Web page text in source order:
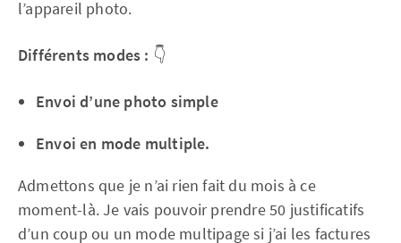
l’appareil photo.
Différents modes : 👇
Envoi d’une photo simple
Envoi en mode multiple.
Admettons que je n’ai rien fait du mois à ce
moment-là. Je vais pouvoir prendre 50 justificatifs
d’un coup ou un mode multipage si j’ai les factures